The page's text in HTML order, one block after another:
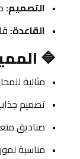
التصميم:
القاعدة:
🔷
مثالية
تصميم
صناديق
مناسبة